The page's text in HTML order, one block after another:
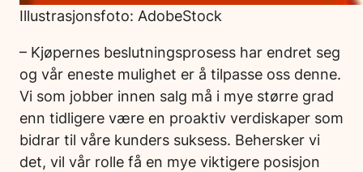
Illustrasjonsfoto: AdobeStock
– Kjøpernes beslutningsprosess har endret seg
og vår eneste mulighet er å tilpasse oss denne.
Vi som jobber innen salg må i mye større grad
enn tidligere være en proaktiv verdiskaper som
bidrar til våre kunders suksess. Behersker vi
det, vil vår rolle få en mye viktigere posisjon